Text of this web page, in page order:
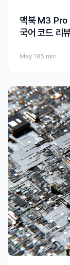
맥북 M3
국어 코드 리
May 185 min